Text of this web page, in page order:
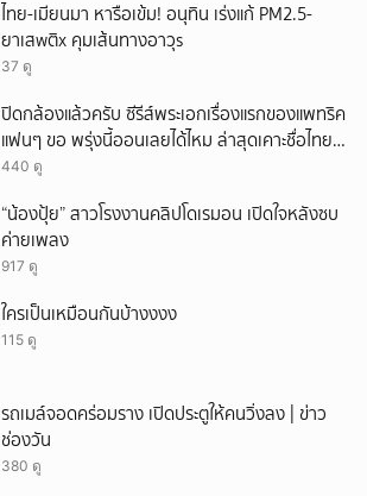
ไทย-เมียนมา หารือเข้ม! อนุทิน เร่งแก้ PM2.5-
ยาเสwติx คุมเส้นทางอาวุs
37 ดู
ปิดกล้องแล้วครับ ซีรีส์พระเอกเรื่องแรกของแพทริค
แฟนๆ ขอ พรุ่งนี้ออนเลยได้ไหม ล่าสุดเคาะชื่อไทย
แล้ว
440 ดู
“น้องปุ้ย” สาวโรงงานคลิปโดเรมอน เปิดใจหลังซบ
ค่ายเพลง
917 ดู
ใครเป็นเหมือนกันบ้างงงง
115 ดู
รถเมล์จอดคร่อมราง เปิดประตูให้คนวิ่งลง | ข่าว
ช่องวัน
380 ดู